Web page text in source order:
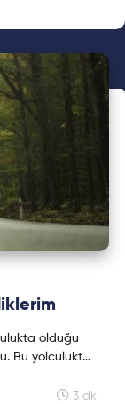
olduğu
Bu yolculukta
3 dk